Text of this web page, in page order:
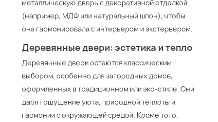
металлическую дверь с декоративной отделкой
(например, МДФ или натуральный шпон), чтобы
она гармонировала с интерьером и экстерьером.
Деревянные двери: эстетика и тепло
Деревянные двери остаются классическим
выбором, особенно для загородных домов,
оформленных в традиционном или эко-стиле. Они
дарят ощущение уюта, природной теплоты и
гармонии с окружающей средой. Кроме того,